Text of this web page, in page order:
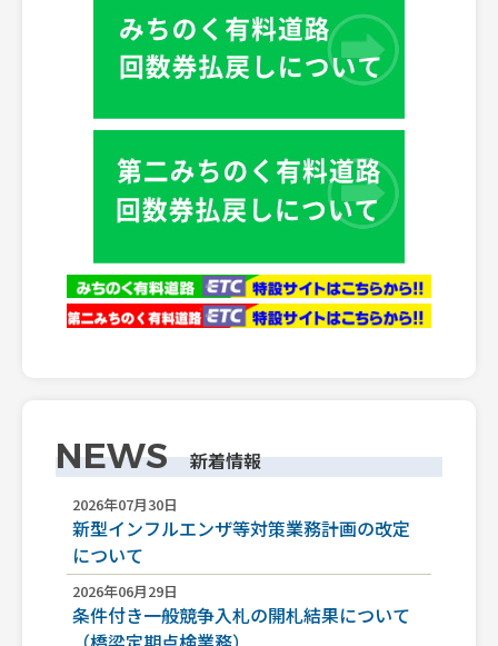
NEWS 新着情報
2026年07月30日
新型インフルエンザ等対策業務計画の改定
について
2026年06月29日
条件付き一般競争入札の開札結果について